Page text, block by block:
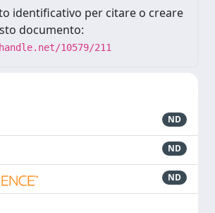
identificativo per citare o creare
documento:
10579/211
ND
ND
ND